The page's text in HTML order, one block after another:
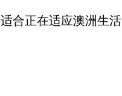
适合正在适应澳洲生